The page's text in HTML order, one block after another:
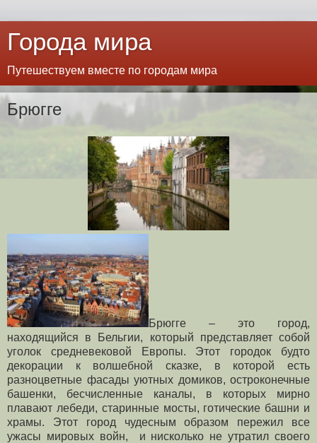
Города мира
Путешествуем вместе по городам мира
Брюгге
Брюгге – это город,
находящийся в Бельгии, который представляет собой
уголок средневековой Европы. Этот городок будто
декорации к волшебной сказке, в которой есть
разноцветные фасады уютных домиков, остроконечные
башенки, бесчисленные каналы, в которых мирно
плавают лебеди, старинные мосты, готические башни и
храмы. Этот город чудесным образом пережил все
ужасы мировых войн, и нисколько не утратил своего